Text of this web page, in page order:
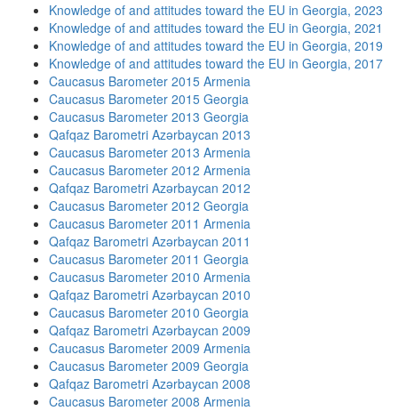
Knowledge of and attitudes toward the EU in Georgia, 2023
Knowledge of and attitudes toward the EU in Georgia, 2021
Knowledge of and attitudes toward the EU in Georgia, 2019
Knowledge of and attitudes toward the EU in Georgia, 2017
Caucasus Barometer 2015 Armenia
Caucasus Barometer 2015 Georgia
Caucasus Barometer 2013 Georgia
Qafqaz Barometri Azərbaycan 2013
Caucasus Barometer 2013 Armenia
Caucasus Barometer 2012 Armenia
Qafqaz Barometri Azərbaycan 2012
Caucasus Barometer 2012 Georgia
Caucasus Barometer 2011 Armenia
Qafqaz Barometri Azərbaycan 2011
Caucasus Barometer 2011 Georgia
Caucasus Barometer 2010 Armenia
Qafqaz Barometri Azərbaycan 2010
Caucasus Barometer 2010 Georgia
Qafqaz Barometri Azərbaycan 2009
Caucasus Barometer 2009 Armenia
Caucasus Barometer 2009 Georgia
Qafqaz Barometri Azərbaycan 2008
Caucasus Barometer 2008 Armenia